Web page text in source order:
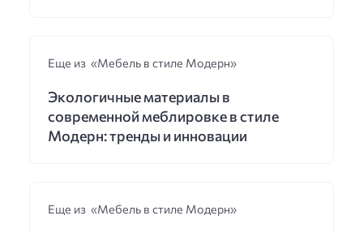
Еще из «Мебель в стиле Модерн»
Экологичные материалы в
современной меблировке в стиле
Модерн: тренды и инновации
Еще из «Мебель в стиле Модерн»